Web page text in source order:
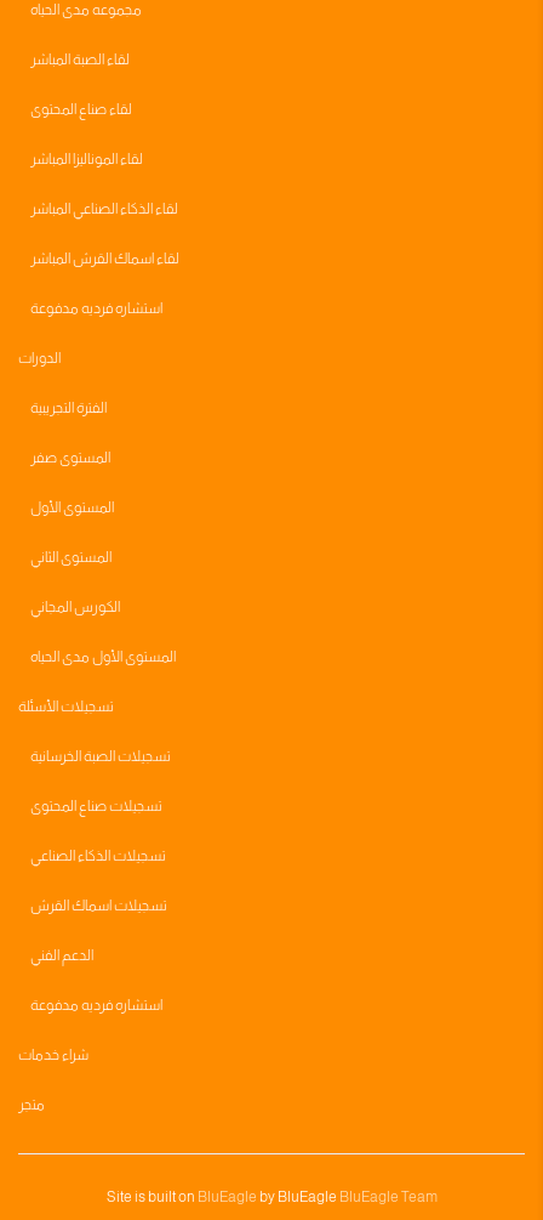
مجموعه مدى الحياه
لقاء الصبة المباشر
لقاء صناع المحتوى
لقاء الموناليزا المباشر
لقاء الذكاء الصناعي المباشر
لقاء اسماك القرش المباشر
استشاره فرديه مدفوعة
الدورات
الفترة التجريبية
المستوى صفر
المستوى الأول
المستوى الثاني
الكورس المجاني
المستوى الأول مدى الحياه
تسجيلات الأسئلة
تسجيلات الصبة الخرسانية
تسجيلات صناع المحتوى
تسجيلات الذكاء الصناعي
تسجيلات اسماك القرش
الدعم الفني
استشاره فرديه مدفوعة
شراء خدمات
متجر
Site is built on BluEagle by BluEagle BluEagle Team